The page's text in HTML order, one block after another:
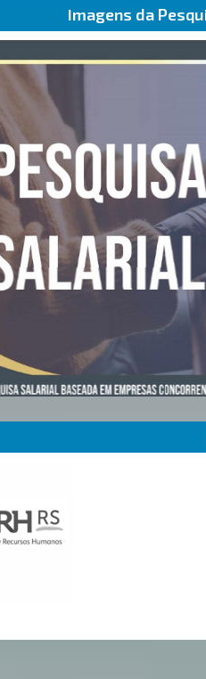
Imagens da